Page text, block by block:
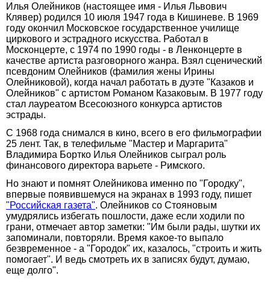
Илья Олейников (настоящее имя - Илья Львович
Клявер) родился 10 июля 1947 года в Кишиневе. В 1969
году окончил Московское государственное училище
циркового и эстрадного искусства. Работал в
Москонцерте, с 1974 по 1990 годы - в Ленконцерте в
качестве артиста разговорного жанра. Взял сценический
псевдоним Олейников (фамилия жены Ирины
Олейниковой), когда начал работать в дуэте "Казаков и
Олейников" с артистом Романом Казаковым. В 1977 году
стал лауреатом Всесоюзного конкурса артистов
эстрады.
С 1968 года снимался в кино, всего в его фильмографии
25 лент. Так, в телефильме "Мастер и Маргарита"
Владимира Бортко Илья Олейников сыграл роль
финансового директора варьете - Римского.
Но знают и помнят Олейникова именно по "Городку",
впервые появившемуся на экранах в 1993 году, пишет
"Российская газета". Олейников со Стояновым
умудрялись избегать пошлости, даже если ходили по
грани, отмечает автор заметки: "Им были рады, шутки их
запоминали, повторяли. Время какое-то выпало
безвременное - а "Городок" их, казалось, "строить и жить
помогает". И ведь смотреть их в записях будут, думаю,
еще долго".